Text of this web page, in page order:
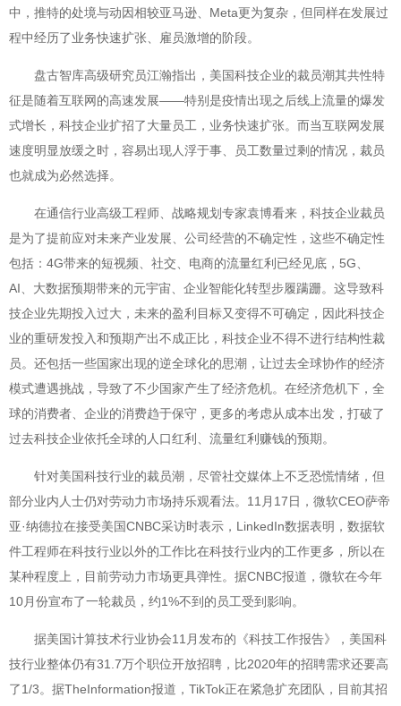
中，推特的处境与动因相较亚马逊、Meta更为复杂，但同样在发展过
程中经历了业务快速扩张、雇员激增的阶段。
盘古智库高级研究员江瀚指出，美国科技企业的裁员潮其共性特
征是随着互联网的高速发展——特别是疫情出现之后线上流量的爆发
式增长，科技企业扩招了大量员工，业务快速扩张。而当互联网发展
速度明显放缓之时，容易出现人浮于事、员工数量过剩的情况，裁员
也就成为必然选择。
在通信行业高级工程师、战略规划专家袁博看来，科技企业裁员
是为了提前应对未来产业发展、公司经营的不确定性，这些不确定性
包括：4G带来的短视频、社交、电商的流量红利已经见底，5G、
AI、大数据预期带来的元宇宙、企业智能化转型步履蹒跚。这导致科
技企业先期投入过大，未来的盈利目标又变得不可确定，因此科技企
业的重研发投入和预期产出不成正比，科技企业不得不进行结构性裁
员。还包括一些国家出现的逆全球化的思潮，让过去全球协作的经济
模式遭遇挑战，导致了不少国家产生了经济危机。在经济危机下，全
球的消费者、企业的消费趋于保守，更多的考虑从成本出发，打破了
过去科技企业依托全球的人口红利、流量红利赚钱的预期。
针对美国科技行业的裁员潮，尽管社交媒体上不乏恐慌情绪，但
部分业内人士仍对劳动力市场持乐观看法。11月17日，微软CEO萨帝
亚·纳德拉在接受美国CNBC采访时表示，LinkedIn数据表明，数据软
件工程师在科技行业以外的工作比在科技行业内的工作更多，所以在
某种程度上，目前劳动力市场更具弹性。据CNBC报道，微软在今年
10月份宣布了一轮裁员，约1%不到的员工受到影响。
据美国计算技术行业协会11月发布的《科技工作报告》，美国科
技行业整体仍有31.7万个职位开放招聘，比2020年的招聘需求还要高
了1/3。据TheInformation报道，TikTok正在紧急扩充团队，目前其招